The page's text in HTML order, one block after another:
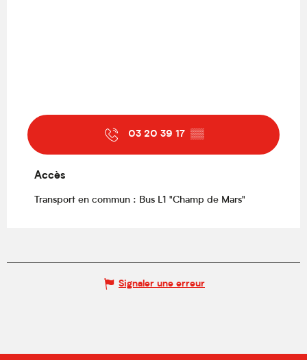
03 20 39 17 ▒▒
Accès
Accès
Transport en commun : Bus L1 "Champ de Mars"
Signaler une erreur